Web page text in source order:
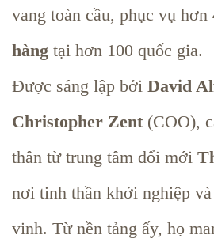
vang toàn cầu, phục vụ hơn
hàng tại hơn 100 quốc gia.
Được sáng lập bởi David
Christopher Zent (COO),
thân từ trung tâm đổi mới
nơi tinh thần khởi nghiệp
vinh. Từ nền tảng ấy, họ